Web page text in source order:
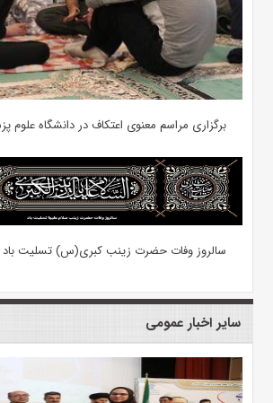
برگزاری مراسم معنوی اعتکاف در دانشگاه علوم
سالروز وفات حضرت زینب کبری(س) تسلیت باد
سایر اخبار عمومی